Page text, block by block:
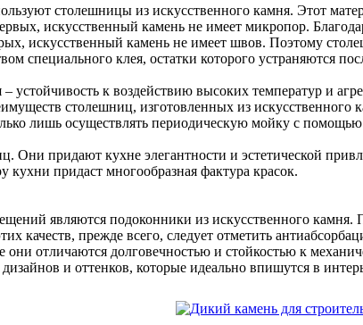
столешницы из искусственного камня. Этот
искусственный камень не имеет микропор.
искусственный камень не имеет швов. Поэтому
специального клея, остатки которого устраняются
к воздействию высоких температур и
столешниц, изготовленных из искусственного
лишь осуществлять периодическую мойку с
придают кухне элегантности и эстетической
придаст многообразная фактура красок.
являются подоконники из искусственного камня.
качеств, прежде всего, следует отметить
они отличаются долговечностью и стойкостью к
и оттенков, которые идеально впишутся в